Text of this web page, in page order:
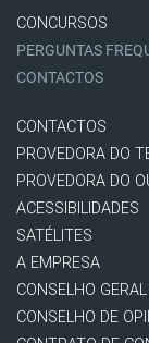
CONCURSOS
PERGUNTAS
CONTACTOS
CONTACTOS
PROVEDORA DO
PROVEDORA DO
ACESSIBILIDADES
SATÉLITES
A EMPRESA
CONSELHO
CONSELHO DE